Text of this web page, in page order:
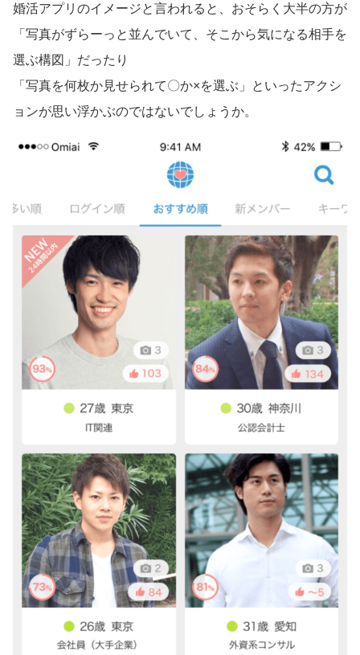
婚活アプリのイメージと言われると、おそらく大半の方が
「写真がずらーっと並んでいて、そこから気になる相手を
選ぶ構図」だったり
「写真を何枚か見せられて〇か×を選ぶ」といったアクシ
ョンが思い浮かぶのではないでしょうか。